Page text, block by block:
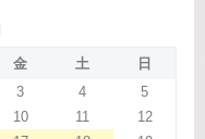
金 土
日
3 4
5
10 11
12